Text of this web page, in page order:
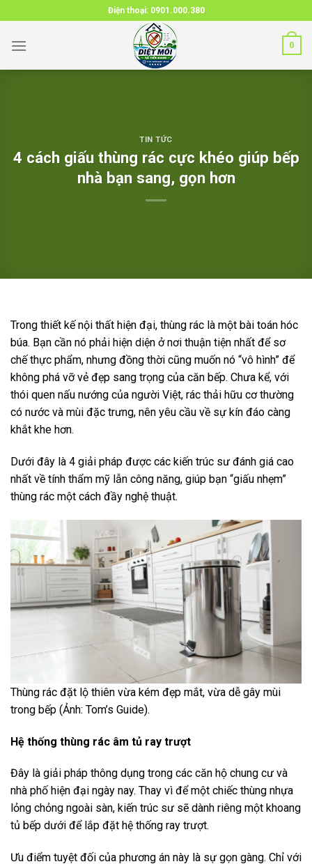
to
content
Điện thoại: 0901.000.380
0
TIN TỨC
4 cách giấu thùng rác cực khéo giúp bếp
nhà bạn sang, gọn hơn
Trong thiết kế nội thất hiện đại, thùng rác là một bài toán hóc
búa. Bạn cần nó phải hiện diện ở nơi thuận tiện nhất để sơ
chế thực phẩm, nhưng đồng thời cũng muốn nó “vô hình” để
không phá vỡ vẻ đẹp sang trọng của căn bếp. Chưa kể, với
thói quen nấu nướng của người Việt, rác thải hữu cơ thường
có nước và mùi đặc trưng, nên yêu cầu về sự kín đáo càng
khắt khe hơn.
Dưới đây là 4 giải pháp được các kiến trúc sư đánh giá cao
nhất về tính thẩm mỹ lẫn công năng, giúp bạn “giấu nhẹm”
thùng rác một cách đầy nghệ thuật.
Thùng rác đặt lộ thiên vừa kém đẹp mắt, vừa dễ gây mùi
trong bếp (Ảnh: Tom’s Guide).
Hệ thống thùng rác âm tủ ray trượt
Đây là giải pháp thông dụng trong các căn hộ chung cư và
nhà phố hiện đại ngày nay. Thay vì để một chiếc thùng nhựa
lỏng chỏng ngoài sàn, kiến trúc sư sẽ dành riêng một khoang
tủ bếp dưới để lắp đặt hệ thống ray trượt.
Ưu điểm tuyệt đối của phương án này là sự gọn gàng. Chỉ với